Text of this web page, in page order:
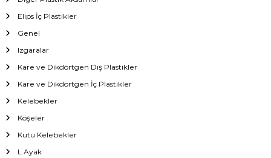
Elips İç Plastikler
Genel
Izgaralar
Kare ve Dikdörtgen Dış Plastikler
Kare ve Dikdörtgen İç Plastikler
Kelebekler
Köşeler
Kutu Kelebekler
L Ayak